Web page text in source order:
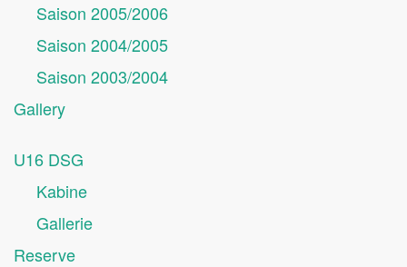
Saison 2005/2006
Saison 2004/2005
Saison 2003/2004
Gallery
U16 DSG
Kabine
Gallerie
Reserve